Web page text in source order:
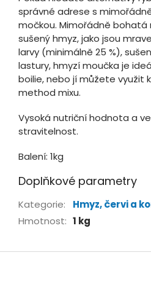
správné adrese s
močkou. Mimořádně bohatá
sušený hmyz, jako jsou
larvy (minimálně 25 %),
lastury, hmyzí moučka je
boilie, nebo jí můžete využit
method mixu.
Vysoká nutriční hodnota a
stravitelnost.
Balení: 1kg
Doplňkové parametry
Kategorie:
Hmyz, červi a
Hmotnost: 1 kg
Z